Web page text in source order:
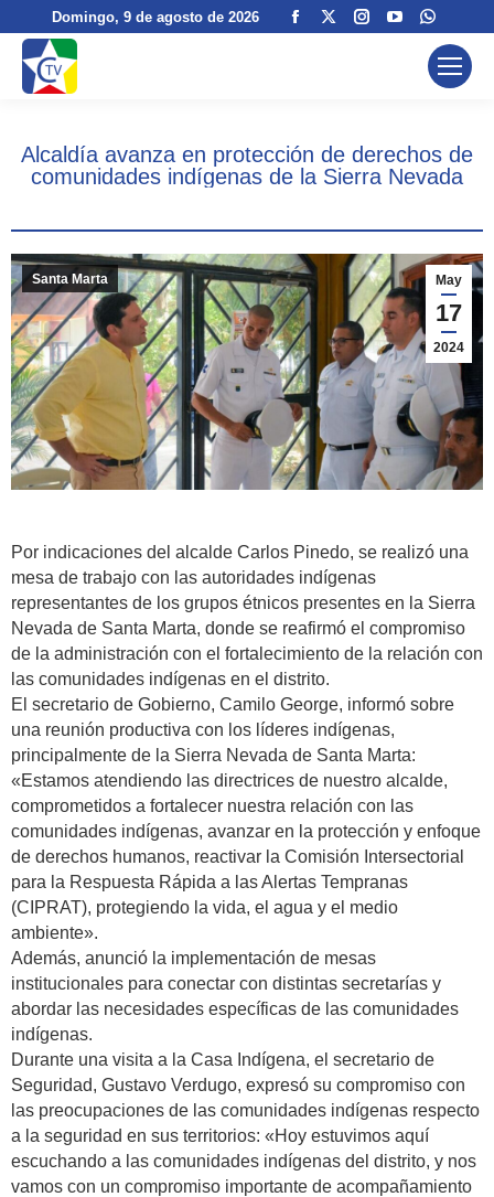
Domingo, 9 de agosto de 2026
Facebook
windowwindow
Instagram
window
YouTube
page
opens
window
page
opens
Alcaldía avanza en protección de derechos de
comunidades indígenas de la Sierra Nevada
May
17
2024
Santa Marta
Por indicaciones del alcalde Carlos Pinedo, se realizó una
mesa de trabajo con las autoridades indígenas
representantes de los grupos étnicos presentes en la Sierra
Nevada de Santa Marta, donde se reafirmó el compromiso
de la administración con el fortalecimiento de la relación con
las comunidades indígenas en el distrito.
El secretario de Gobierno, Camilo George, informó sobre
una reunión productiva con los líderes indígenas,
principalmente de la Sierra Nevada de Santa Marta:
«Estamos atendiendo las directrices de nuestro alcalde,
comprometidos a fortalecer nuestra relación con las
comunidades indígenas, avanzar en la protección y enfoque
de derechos humanos, reactivar la Comisión Intersectorial
para la Respuesta Rápida a las Alertas Tempranas
(CIPRAT), protegiendo la vida, el agua y el medio
ambiente».
Además, anunció la implementación de mesas
institucionales para conectar con distintas secretarías y
abordar las necesidades específicas de las comunidades
indígenas.
Durante una visita a la Casa Indígena, el secretario de
Seguridad, Gustavo Verdugo, expresó su compromiso con
las preocupaciones de las comunidades indígenas respecto
a la seguridad en sus territorios: «Hoy estuvimos aquí
escuchando a las comunidades indígenas del distrito, y nos
vamos con un compromiso importante de acompañamiento